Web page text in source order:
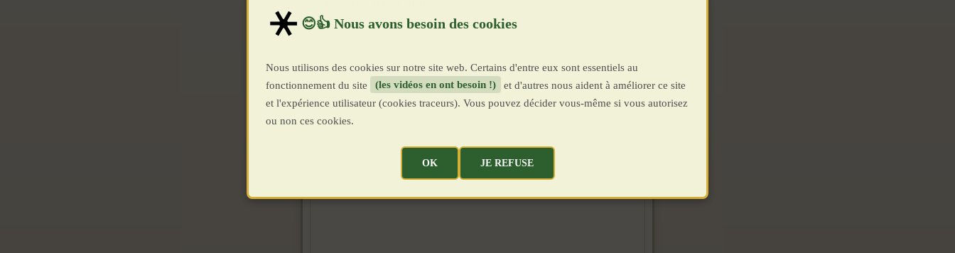
Création : 9 Juin 2026
Nous utilisons des cookies sur notre site web. Certains d'entre eux sont essentiels au
fonctionnement du site
(les vidéos en ont besoin !)
et d'autres nous aident à améliorer ce site
et l'expérience utilisateur (cookies traceurs). Vous pouvez décider vous-même si vous autorisez
ou non ces cookies.
OK JE REFUSE